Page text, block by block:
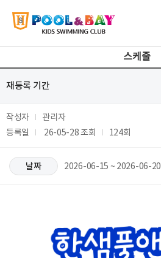
스케줄
재등록 기간
작성자
관리자
등록일
26-05-28조회 124회
날짜 2026-06-15 ~ 2026-06-20